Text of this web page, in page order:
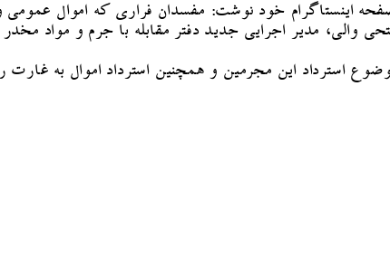
صفحه اینستاگرام خود نوشت: مفسدان فراری که اموال
والی، مدیر اجرایی جدید دفتر مقابله با جرم و مواد
استرداد این مجرمین و همچنین استرداد اموال به غارت